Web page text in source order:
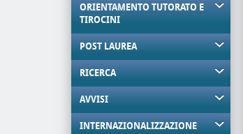
ORIENTAMENTO TUTORATO E
TIROCINI
POST LAUREA
RICERCA
AVVISI
INTERNAZIONALIZZAZIONE